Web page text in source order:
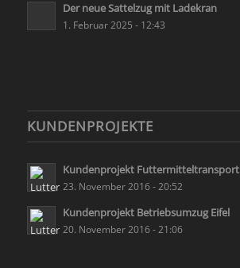
Der neue Sattelzug mit Ladekran
1. Februar 2025 - 12:43
KUNDENPROJEKTE
Kundenprojekt Futtermitteltransport
23. November 2016 - 20:52
Kundenprojekt Betriebsumzug Eifel
20. November 2016 - 21:06